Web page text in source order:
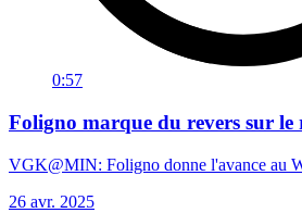
0:57
Foligno marque du revers sur le
VGK@MIN: Foligno donne l'avance au
26 avr. 2025